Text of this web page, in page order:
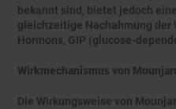
bekannt sind, bietet jedoch
gleichzeitige Nachahmung der
Hormons, GIP (glucose-
Wirkmechanismus von
Die Wirkungsweise von